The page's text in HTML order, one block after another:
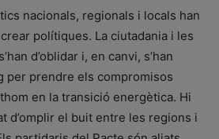
nacionals, regionals i locals han
polítiques. La ciutadania i les
d’oblidar i, en canvi, s’han
per prendre els compromisos
en la transició energètica. Hi
d’omplir el buit entre les regions i